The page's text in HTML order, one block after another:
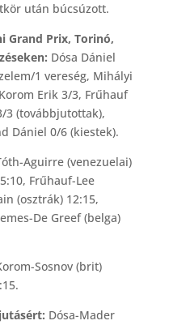
után búcsúzott.
Grand Prix, Torinó,
Dósa Dániel
1 vereség, Mihályi
Erik 3/3, Frűhauf
3 (továbbjutottak),
Dániel 0/6 (kiestek).
Aguirre (venezuelai)
Frűhauf-Lee
(osztrák) 12:15,
De Greef (belga)
Sosnov (brit)
Dósa-Mader